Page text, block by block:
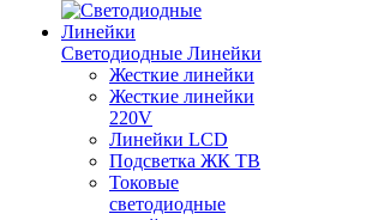
Светодиодные Линейки
Жесткие линейки
Жесткие линейки
220V
Линейки LCD
Подсветка ЖК ТВ
Токовые
светодиодные